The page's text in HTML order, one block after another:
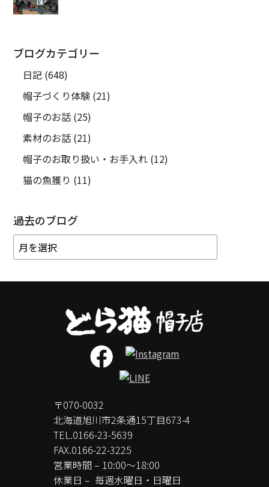
ブログカテゴリー
日記 (648)
帽子づくり体験 (21)
帽子のお話 (25)
素材のお話 (21)
帽子のお取り扱い・お手入れ (12)
猫の魚獲り (11)
過去のブログ
〒070-0032
北海道旭川市2条通15丁目673-4
TEL.0166-23-5639
FAX.0166-22-3225
営業時間 – 10:00～18:00
休業日 – 毎週水曜日・日曜日